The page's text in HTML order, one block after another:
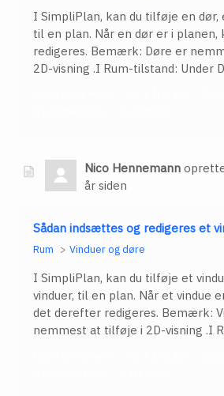
I SimpliPlan, kan du tilføje en
til en plan. Når en dør er i
redigeres. Bemærk: Døre er
2D-visning .I Rum-tilstand: Under
Nico Hennemann
år siden
Sådan indsættes og redigeres et
Rum Vinduer og døre
I SimpliPlan, kan du tilføje et
vinduer, til en plan. Når et vindue
det derefter redigeres. Bemærk:
nemmest at tilføje i 2D-visning .I